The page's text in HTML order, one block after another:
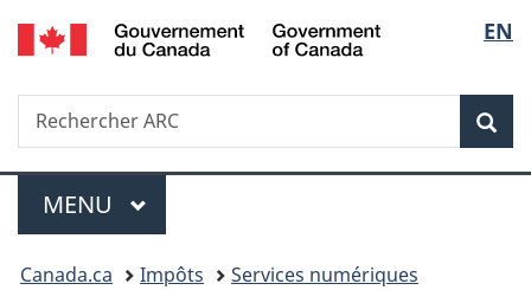
Passer
au
Passer
à
du
Passer
à
simplifiée
de
la
EN
Recherche
Rechercher
ARC
Menu
MENU PRINCIPAL
Vous
Canada.ca Impôts Services numériques